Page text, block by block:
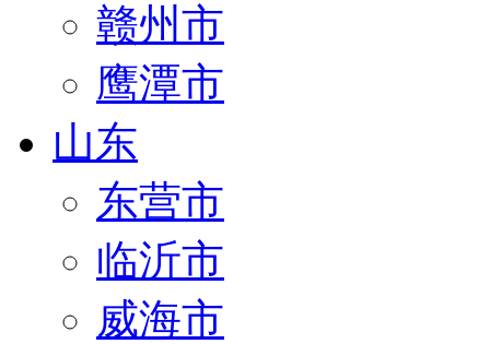
赣州市
鹰潭市
山东
东营市
临沂市
威海市